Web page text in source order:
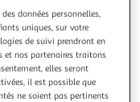
suivante
données personnelles,
uniques, sur votre
de suivi prendront en
et nos partenaires traitons
elles seront
il est possible que
ne soient pas pertinents